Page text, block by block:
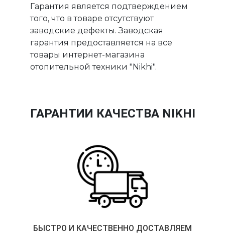
Гарантия является подтверждением
того, что в товаре отсутствуют
заводские дефекты. Заводская
гарантия предоставляется на все
товары интернет-магазина
отопительной техники "Nikhi".
ГАРАНТИИ КАЧЕСТВА NIKHI
БЫСТРО И КАЧЕСТВЕННО ДОСТАВЛЯЕМ